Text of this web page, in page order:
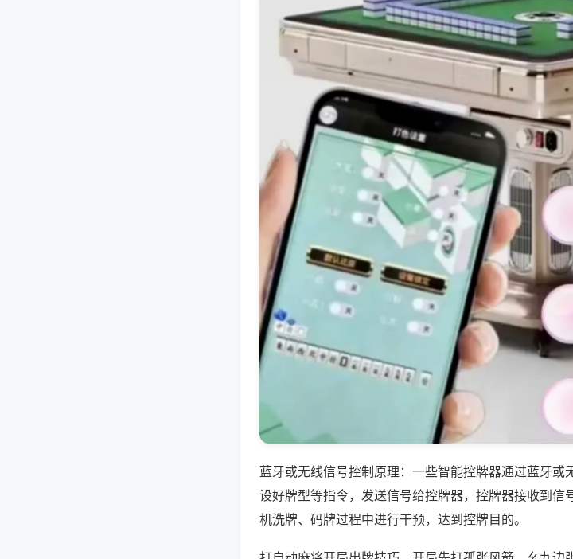
蓝牙或无线信号控制原理：一些智能控牌器通过蓝牙
设好牌型等指令，发送信号给控牌器，控牌器接收到
机洗牌、码牌过程中进行干预，达到控牌目的。